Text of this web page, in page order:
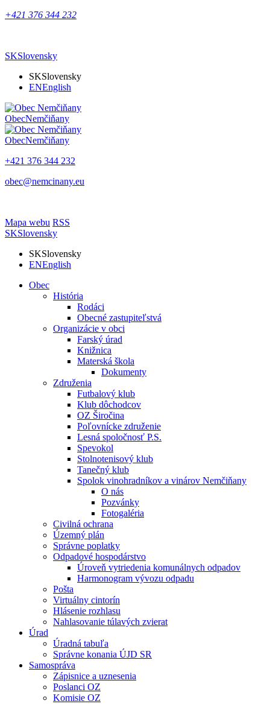
+421 376 344 232
SKSlovensky
SKSlovensky
ENEnglish
ObecNemčiňany
ObecNemčiňany
+421 376 344 232
obec@nemcinany.eu
Mapa webu RSS
SKSlovensky
SKSlovensky
ENEnglish
Obec
História
Rodáci
Obecné zastupiteľstvá
Organizácie v obci
Farský úrad
Knižnica
Materská škola
Dokumenty
Združenia
Futbalový klub
Klub dôchodcov
OZ Širočina
Poľovnícke združenie
Lesná spoločnosť P.S.
Spevokol
Stolnotenisový klub
Tanečný klub
Spolok vinohradníkov a vinárov Nemčiňany
O nás
Pozvánky
Fotogaléria
Civilná ochrana
Územný plán
Správne poplatky
Odpadové hospodárstvo
Úroveň vytriedenia komunálnych odpadov
Harmonogram vývozu odpadu
Pošta
Virtuálny cintorín
Hlásenie rozhlasu
Nahlasovanie túlavých zvierat
Úrad
Úradná tabuľa
Správne konania ÚJD SR
Samospráva
Zápisnice a uznesenia
Poslanci OZ
Komisie OZ